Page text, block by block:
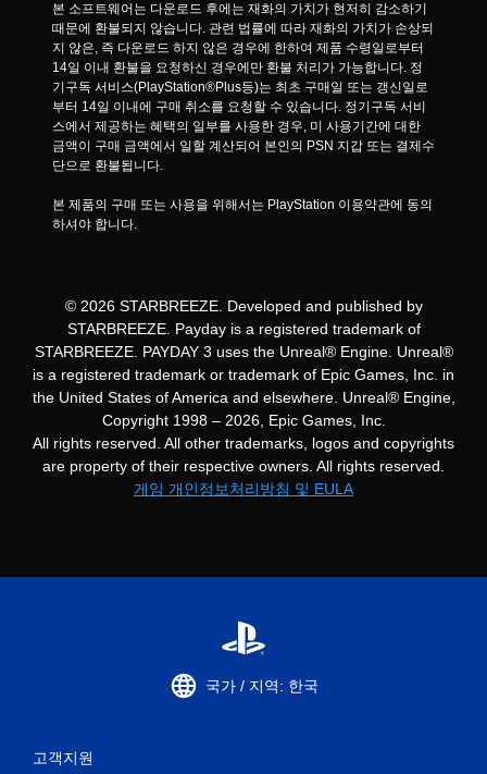
할
수
있
습
니
다
.
본 소프트웨어는 다운로드 후에는 재화의 가치가 현저히 감소하기
때문에 환불되지 않습니다. 관련 법률에 따라 재화의 가치가 손상되
지 않은, 즉 다운로드 하지 않은 경우에 한하여 제품 수령일로부터
14일 이내 환불을 요청하신 경우에만 환불 처리가 가능합니다. 정
기구독 서비스(PlayStation®Plus등)는 최초 구매일 또는 갱신일로
부터 14일 이내에 구매 취소를 요청할 수 있습니다. 정기구독 서비
스에서 제공하는 혜택의 일부를 사용한 경우, 미 사용기간에 대한
금액이 구매 금액에서 일할 계산되어 본인의 PSN 지갑 또는 결제수
단으로 환불됩니다.
본 제품의 구매 또는 사용을 위해서는 PlayStation 이용약관에 동의
하셔야 합니다.
© 2026 STARBREEZE. Developed and published by
STARBREEZE. Payday is a registered trademark of
STARBREEZE. PAYDAY 3 uses the Unreal® Engine. Unreal®
is a registered trademark or trademark of Epic Games, Inc. in
the United States of America and elsewhere. Unreal® Engine,
Copyright 1998 – 2026, Epic Games, Inc.
All rights reserved. All other trademarks, logos and copyrights
are property of their respective owners. All rights reserved.
게임 개인정보처리방침 및 EULA
국가 / 지역: 한국
고객지원